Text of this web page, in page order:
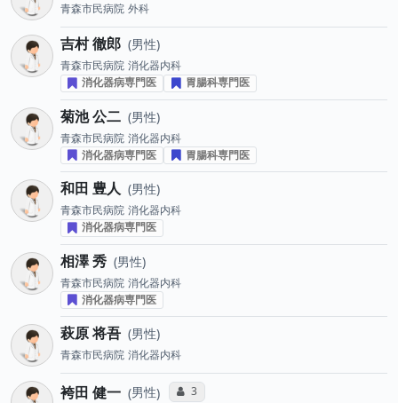
青森市民病院 外科
吉村 徹郎 男性
青森市民病院 消化器内科
消化器病専門医
胃腸科専門医
菊池 公二 男性
青森市民病院 消化器内科
消化器病専門医
胃腸科専門医
和田 豊人 男性
青森市民病院 消化器内科
消化器病専門医
相澤 秀 男性
青森市民病院 消化器内科
消化器病専門医
萩原 将吾 男性
青森市民病院 消化器内科
袴田 健一 男性 コミュニケーション・タイプ投票数
3